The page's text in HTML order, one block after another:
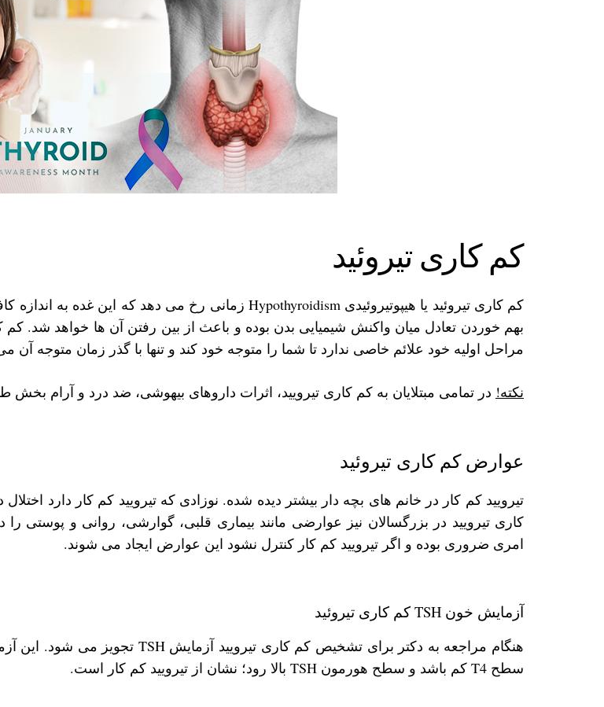
کم کاری تیروئید
بهم خوردن تعادل میان واکنش شیمیایی بدن بوده و باعث از بین رفتن آن ها خواهد شد. کم
مراحل اولیه خود علائم خاصی ندارد تا شما را متوجه خود کند و تنها با گذر زمان متوجه آن
نکته! در تمامی مبتلایان به کم کاری تیرویید، اثرات داروهای بیهوشی، ضد درد و آرام بخش
عوارض کم کاری تیروئید
تیرویید کم کار در خانم ‌های بچه دار بیشتر دیده شده. نوزادی که تیرویید کم کار دارد
کاری تیرویید در بزرگسالان نیز عوارضی مانند بیماری قلبی، گوارشی، روانی و پوستی
امری ضروری بوده و اگر تیرویید کم کار کنترل نشود این عوارض ایجاد می شوند.
آزمایش خون TSH کم کاری تیروئید
سطح T4 کم باشد و سطح هورمون TSH بالا رود؛ نشان از تیرویید کم کار است.